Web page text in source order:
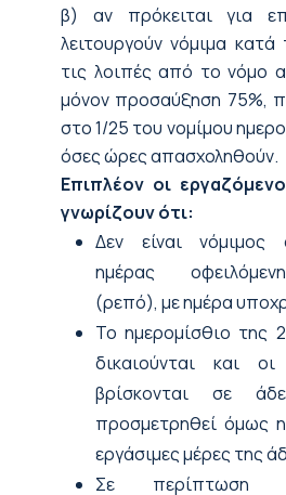
β) αν πρόκειται για
λειτουργούν νόμιμα κατά
τις λοιπές από το νόμο
μόνον προσαύξηση 75%,
στο 1/25 του νομίμου
όσες ώρες απασχοληθούν.
Επιπλέον οι
γνωρίζουν ότι:
Δεν είναι νόμιμος
ημέρας
(ρεπό), με ημέρα
Το ημερομίσθιο της
δικαιούνται και
βρίσκονται σε
προσμετρηθεί όμως
εργάσιμες μέρες της
Σε περίπτωση